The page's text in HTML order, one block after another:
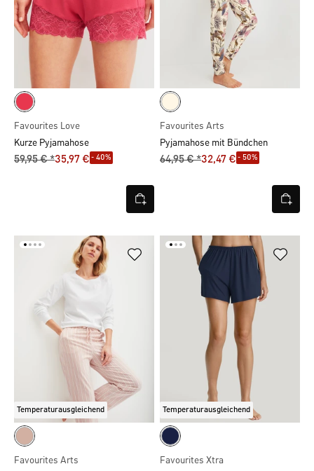
Favourites Love
Kurze Pyjamahose
59,95 € *35,97 € - 40%
Favourites Arts
Pyjamahose mit Bündchen
64,95 € *32,47 € - 50%
Temperaturausgleichend
Favourites Arts
Temperaturausgleichend
Favourites Xtra